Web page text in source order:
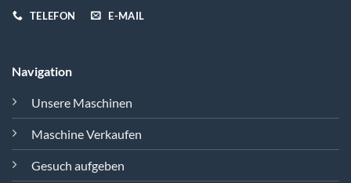
TELEFON E-MAIL
Navigation
Unsere Maschinen
Maschine Verkaufen
Gesuch aufgeben